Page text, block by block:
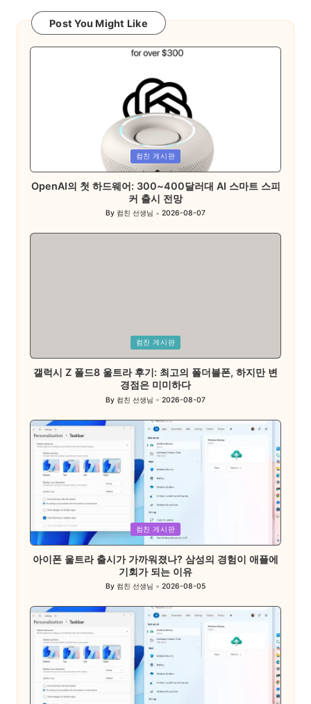
Post You Might Like
in
컴친 게시판
OpenAI의 첫 하드웨어: 300~400달러대 AI 스마트 스피
커 출시 전망
Posted
by
By 컴친 선생님 2026-08-07
in
컴친 게시판
갤럭시 Z 폴드8 울트라 후기: 최고의 폴더블폰, 하지만 변
경점은 미미하다
Posted
By 컴친 선생님 2026-08-07
Posted
in
컴친 게시판
아이폰 울트라 출시가 가까워졌나? 삼성의 경험이 애플에
기회가 되는 이유
Posted
By 컴친 선생님 2026-08-05